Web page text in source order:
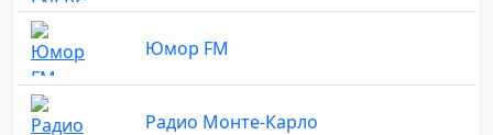
Юмор FM
Радио Монте-Карло